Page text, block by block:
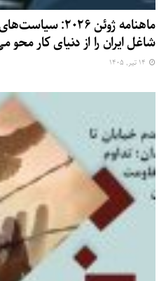
ماهنامه ژوئن
شاغل ایران را از دنیای کار محو